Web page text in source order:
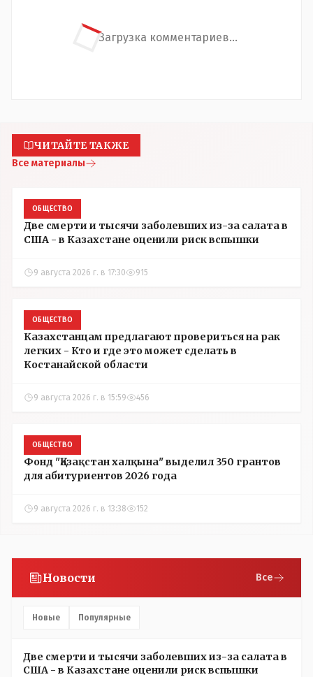
Загрузка комментариев...
ЧИТАЙТЕ ТАКЖЕ
Все материалы
ОБЩЕСТВО
Две смерти и тысячи заболевших из-за салата в
США - в Казахстане оценили риск вспышки
9 августа 2026 г. в 17:30 915
ОБЩЕСТВО
Казахстанцам предлагают провериться на рак
легких - Кто и где это может сделать в
Костанайской области
9 августа 2026 г. в 15:59 456
ОБЩЕСТВО
Фонд "Қазақстан халқына" выделил 350 грантов
для абитуриентов 2026 года
9 августа 2026 г. в 13:38 152
Новости Все
Новые Популярные
Две смерти и тысячи заболевших из-за салата в
США - в Казахстане оценили риск вспышки